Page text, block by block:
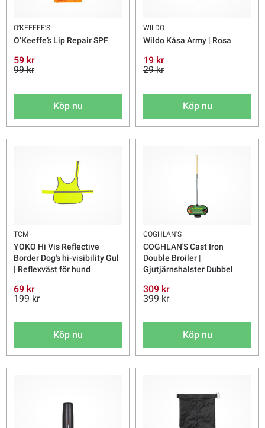
O’KEEFFE’S
O’Keeffe’s Lip Repair SPF
59 kr
99 kr
Köp nu
WILDO
Wildo Kåsa Army | Rosa
19 kr
29 kr
Köp nu
TCM
YOKO Hi Vis Reflective
Border Dog's hi-visibility Gul
| Reflexväst för hund
69 kr
199 kr
Köp nu
COGHLAN'S
COGHLAN'S Cast Iron
Double Broiler |
Gjutjärnshalster Dubbel
309 kr
399 kr
Köp nu